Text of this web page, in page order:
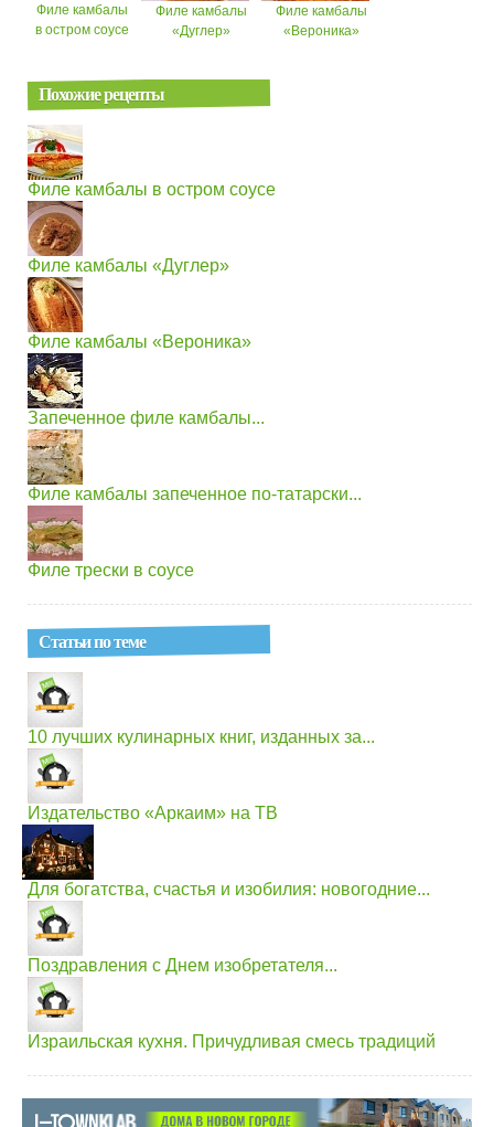
Филе камбалы
в остром соусе
Филе камбалы
«Дуглер»
Филе камбалы
«Вероника»
Похожие рецепты
Филе камбалы в остром соусе
Филе камбалы «Дуглер»
Филе камбалы «Вероника»
Запеченное филе камбалы...
Филе камбалы запеченное по-татарски...
Филе трески в соусе
Статьи по теме
10 лучших кулинарных книг, изданных за...
Издательство «Аркаим» на ТВ
Для богатства, счастья и изобилия: новогодние...
Поздравления с Днем изобретателя...
Израильская кухня. Причудливая смесь традиций